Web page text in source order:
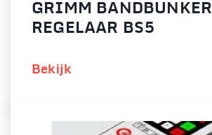
GRIMM BANDBUNKER
REGELAAR BS5
Bekijk